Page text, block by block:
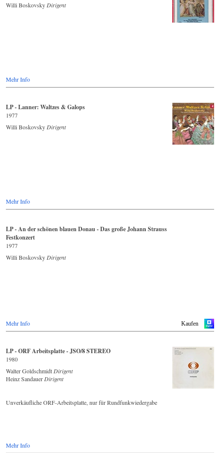
Willi Boskovsky Dirigent
Mehr Info
LP - Lanner: Waltzes & Galops
1977
Willi Boskovsky Dirigent
Mehr Info
LP - An der schönen blauen Donau - Das große Johann Strauss
Festkonzert
1977
Willi Boskovsky Dirigent
Kaufen
Mehr Info
LP - ORF Arbeitsplatte - JSO/8 STEREO
1980
Walter Goldschmidt Dirigent
Heinz Sandauer Dirigent
Unverkäufliche ORF-Arbeitsplatte, nur für Rundfunkwiedergabe
Mehr Info